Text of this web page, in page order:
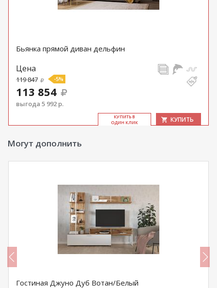
Бьянка прямой диван дельфин
Цена
119 847 -5%
113 854
выгода 5 992 р.
КУ­ПИТЬ В
ОДИН КЛИК
КУПИТЬ
Могут дополнить
Гостиная Джуно Дуб Вотан/Белый